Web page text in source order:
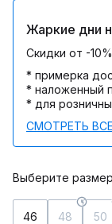
Жаркие дни
Скидки от -
* примерка
* наложенный
* для
СМОТРЕТЬ
Выберите размер
46 48 50